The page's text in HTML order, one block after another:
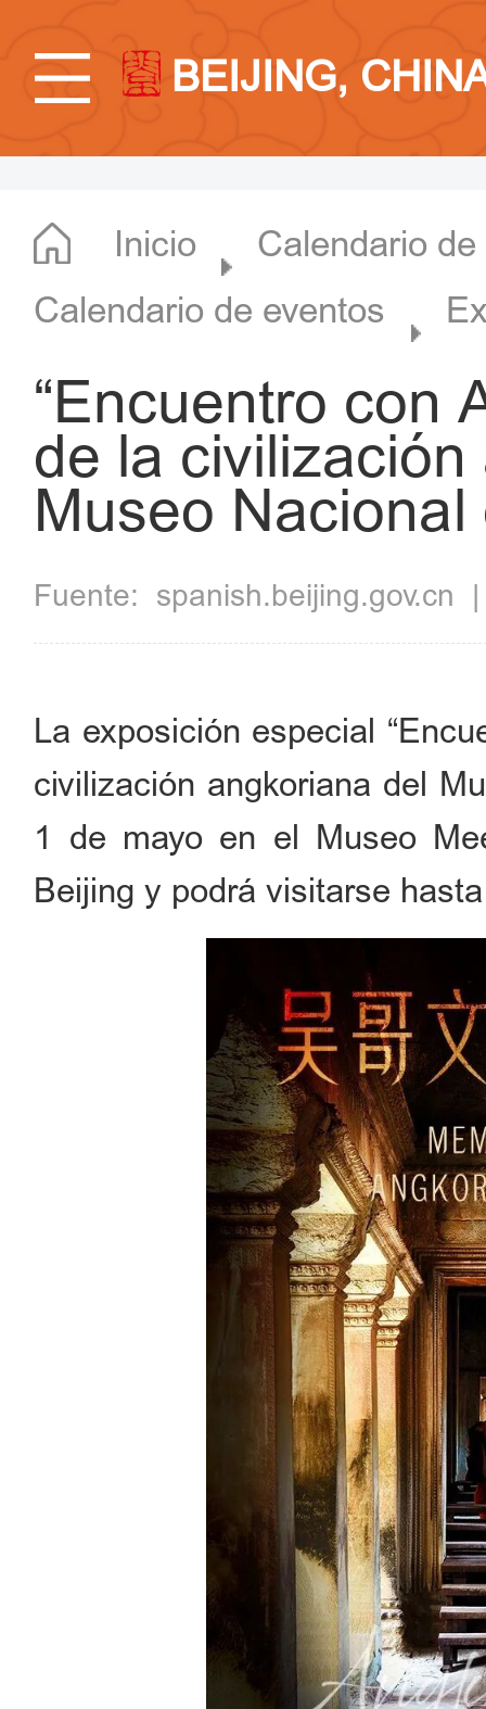
BEIJING,
Inicio
Calendario
Calendario de eventos
“Encuentro con
de la
Museo Nacional
Fuente: spanish.beijing.gov.cn
La exposición especial
civilización angkoriana del
1 de mayo en el Museo
Beijing y podrá visitarse